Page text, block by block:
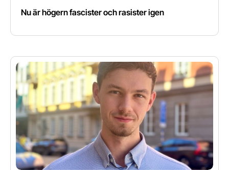
Nu är högern fascister och rasister igen